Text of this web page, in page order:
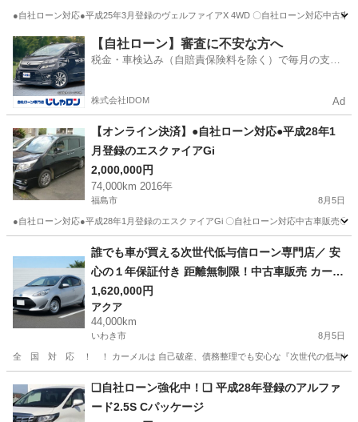
●自社ローン対応●平成25年3月登録のヴェルファイアX 4WD 〇自社ローン対
福島 福島市 トヨタ
【自社ローン】審査に不安な方へ
税金・車検込み（自賠責保険料を除く）で毎月の支払
株式会社IDOM Ad
【オンライン決済】●自社ローン対応●平成28年1
月登録のエスクァイアGi
2,000,000円
74,000km 2016年
福島市 8月5日
●自社ローン対応●平成28年1月登録のエスクァイアGi 〇自社ローン対応中古
トヨタ エスクァイア
誰でも車が買える次世代低与信ローン専門店／ 安
心の１年保証付き 距離無制限！中古車販売 カーメ
ル福島本店 令和3年 トヨタ アクア Ｌ 440
00㌔
1,620,000円
アクア
44,000km
いわき市 8月5日
全 国 対 応 ！ ！ カーメルは 自己破産、債務整理でも安心な『次世代
アクア ローン
❑自社ローン強化中！❑ 平成28年登録のアルファ
ード2.5S Cパッケージ